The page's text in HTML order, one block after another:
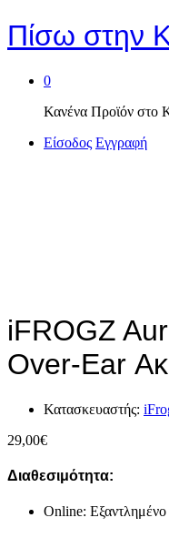
Πίσω στην
0
Κανένα Προϊόν στο
Είσοδος Εγγραφή
iFROGZ
Over-Ear
Κατασκευαστής:
29,00€
Διαθεσιμότητα:
Online: Εξαντλημένο